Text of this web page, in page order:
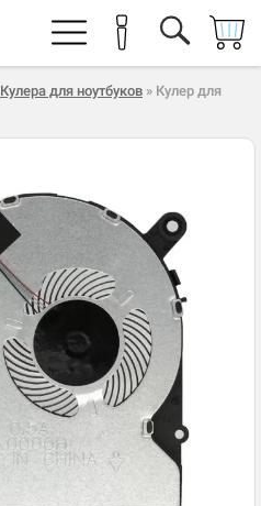
Кулера для ноутбуков » Кулер для